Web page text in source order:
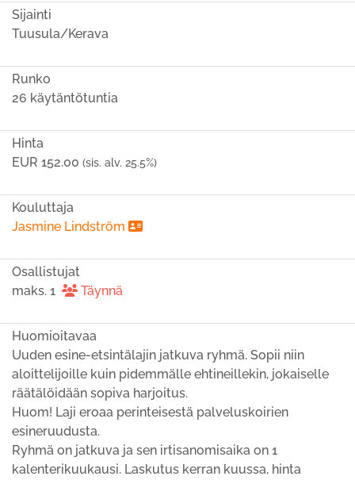
Sijainti
Tuusula/Kerava
Runko
26 käytäntötuntia
Hinta
EUR 152.00 (sis. alv. 25.5%)
Kouluttaja
Jasmine Lindström
Osallistujat
maks. 1
Täynnä
Huomioitavaa
Uuden esine-etsintälajin jatkuva ryhmä. Sopii niin
aloittelijoille kuin pidemmälle ehtineillekin, jokaiselle
räätälöidään sopiva harjoitus.
Huom! Laji eroaa perinteisestä palveluskoirien
esineruudusta.
Ryhmä on jatkuva ja sen irtisanomisaika on 1
kalenterikuukausi. Laskutus kerran kuussa, hinta